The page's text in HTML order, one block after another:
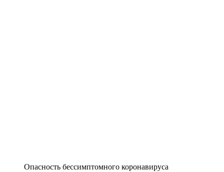
Опасность бессимптомного коронавируса